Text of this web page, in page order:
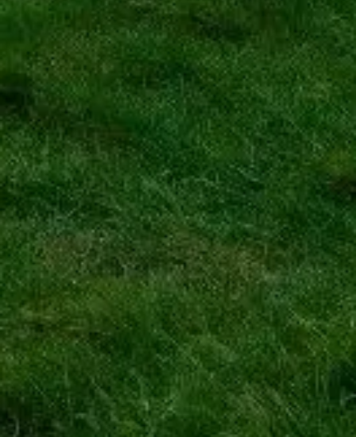
De website visitstonehenge.org is een onafhankelijk
informatieplatform, gewijd aan Stonehenge.
Alle geregistreerde merken en handelsmerken zijn eigendom van
hun respectieve houders. Voor vragen over tickets kun je terecht bij
de ticketaanbieders.
Neem contact op
Snelle links
Kies je tickets
Bezoektijden
Wat te zien
FAQ
Juridisch
Juridische info
Over ons
Privacybeleid
Cookiebeleid
Sitemap
Gemaakt met ❤️ voor reizigers en geschiedenisliefhebbers
wereldwijd, door iemand zoals zij.
Je persoonlijke gids voor Stonehenge. Vraag me alles over tickets,
openingstijden en meer!
💬